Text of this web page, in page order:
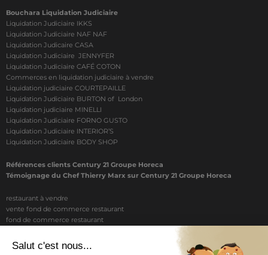
Bouchara Liquidation Judiciaire
Liquidation Judiciaire IKKS
Liquidation Judiciaire NAF NAF
Liquidation Judicaire CASA
Liquidation Judiciaire JENNYFER
Liquidation Judiciaire CAFÉ COTON
Commerces en liquidation judiciaire à vendre
Liquidation judiciaire COURTEPAILLE
Liquidation Judiciaire BURTON of London
Liquidation judiciaire MINELLI
Liquidation Judiciaire FORNO GUSTO
Liquidation Judiciaire INTERIOR’S
Liquidation Judiciaire BODY SHOP
Références clients Century 21 Groupe Horeca
Témoignage du Chef Thierry Marx sur Century 21 Groupe Horeca
restaurant à vendre
vente fond de commerce restaurant
fond de commerce restaurant
achat restaurant